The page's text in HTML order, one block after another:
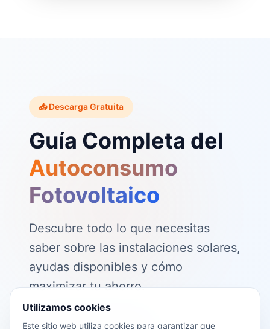
📥 Descarga Gratuita
Guía Completa del
Autoconsumo
Fotovoltaico
Descubre todo lo que necesitas
saber sobre las instalaciones solares,
ayudas disponibles y cómo
maximizar tu ahorro.
📖 Contenido de la guía:
Utilizamos cookies
Este sitio web utiliza cookies para garantizar que